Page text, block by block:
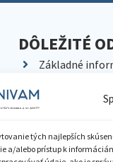
tých najlepších
a/alebo prístup k
DÔLEŽITÉ
Základné
Kariéra
Pracoviská